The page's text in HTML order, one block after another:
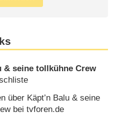
& seine tollkühne Crew
über Käpt’n Balu & seine
bei tvforen.de